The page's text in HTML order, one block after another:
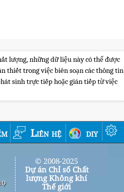
lượng, những dữ liệu này có thể được
thiết trong việc biên soạn các thông tin
sinh trực tiếp hoặc gián tiếp từ việc
Liên hệ diy
© 2008-2025
Dự án Chỉ số Chất
lượng Không khí
Thế giới